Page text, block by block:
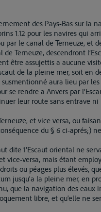
des Pays-Bas sur la
1.12 pour les navires qui
par le canal de Terneuze,
de Terneuze, descendront
être assujettis a aucune
de la pleine mer, soit en
aura lieu par
se rendre a Anvers par
leur route sans entrave
et vice versa, ou
du § 6 ci-aprés;)
dite 1'Escaut oriental ne
vice-versa, mais étant
ou péages plus élevés,
jusqu'a la pleine mer, en
que la navigation des eaux
libre, et qu'elle ne